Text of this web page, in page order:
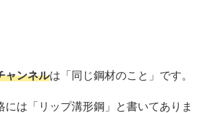
ャンネルは「同じ鋼材のこと」です。
には「リップ溝形鋼」と書いてありま